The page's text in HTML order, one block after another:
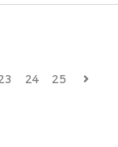
24 25